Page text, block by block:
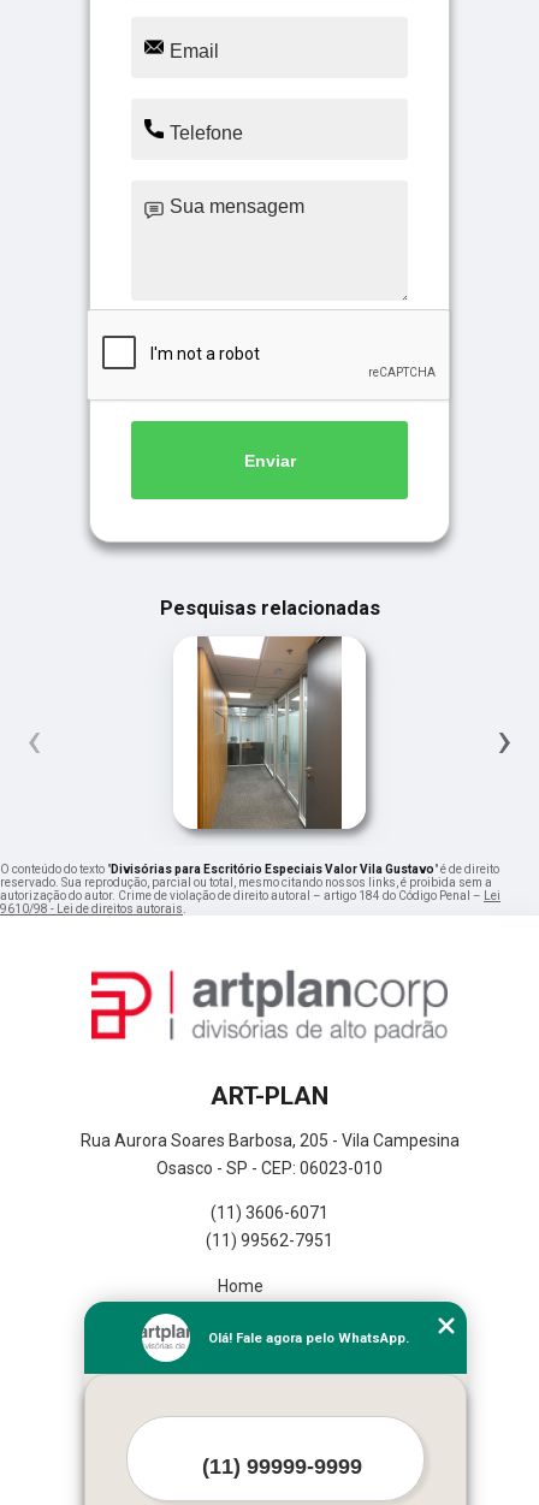
Enviar
Pesquisas relacionadas
‹ ›
O conteúdo do texto "Divisórias para Escritório Especiais Valor Vila Gustavo" é de direito
reservado. Sua reprodução, parcial ou total, mesmo citando nossos links, é proibida sem a
autorização do autor. Crime de violação de direito autoral – artigo 184 do Código Penal –
Lei
9610/98 - Lei de direitos autorais
ART-PLAN
Rua Aurora Soares Barbosa, 205 - Vila Campesina
Osasco - SP - CEP: 06023-010
(11) 3606-6071
(11) 99562-7951
Home
Missão
Olá! Fale agora pelo WhatsApp.